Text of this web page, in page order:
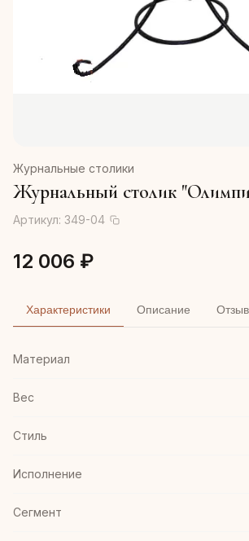
Журнальные столики
Журнальный столик
Артикул: 349-04
12 006 ₽
Характеристики Описание
Материал
Вес
Стиль
Иcполнение
Сегмент